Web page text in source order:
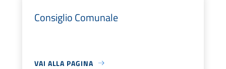
Consiglio Comunale
VAI ALLA PAGINA